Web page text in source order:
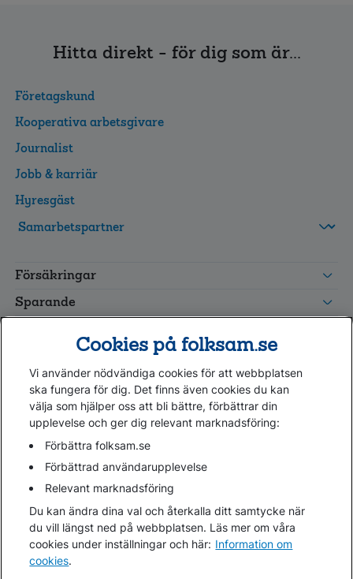
Hitta direkt - för dig som är...
Företagskund
Kooperativa arbetsgivare
Journalist
Jobb & karriär
Hyresgäst
grupp
Leverantörswebb
Försäkringar
Sparande
Kundservice
Hjälp
Webbkarta
Cookies
Hantera cookies
Personuppgifter GDPR
Tillgänglighetsredogörelse
Om penningtvättslagen
Lättläst
Cookies på folksam.se
Vi använder nödvändiga cookies för att webbplatsen
ska fungera för dig. Det finns även cookies du kan
välja som hjälper oss att bli bättre, förbättrar din
upplevelse och ger dig relevant marknadsföring:
Förbättra folksam.se
Förbättrad användarupplevelse
Relevant marknadsföring
Du kan ändra dina val och återkalla ditt samtycke när
du vill längst ned på webbplatsen. Läs mer om våra
cookies under inställningar och här: Information om
cookies.